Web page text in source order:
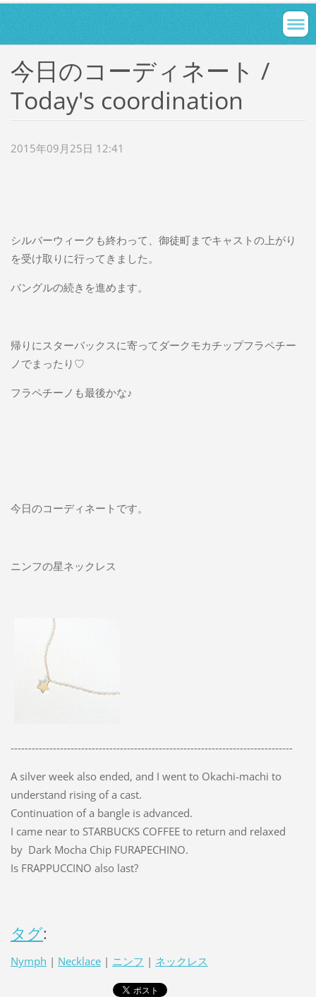
今日のコーディネート /
Today's coordination
2015年09月25日 12:41
シルバーウィークも終わって、御徒町までキャストの上がり
を受け取りに行ってきました。
バングルの続きを進めます。
帰りにスターバックスに寄ってダークモカチップフラペチー
ノでまったり♡
フラペチーノも最後かな♪
今日のコーディネートです。
ニンフの星ネックレス
--------------------------------------------------------------------------------
A silver week also ended, and I went to Okachi-machi to
understand rising of a cast.
Continuation of a bangle is advanced.
I came near to STARBUCKS COFFEE to return and relaxed
by Dark Mocha Chip FURAPECHINO.
Is FRAPPUCCINO also last?
タグ:
Nymph | Necklace | ニンフ | ネックレス